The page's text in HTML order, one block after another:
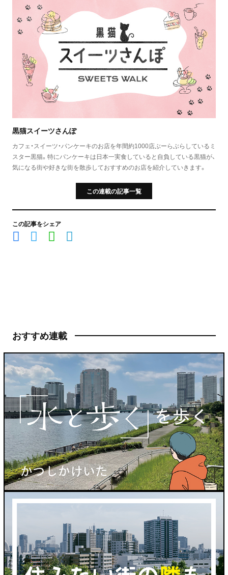
黒猫スイーツさんぽ
カフェ・スイーツ・パンケーキのお店を年間約1000店ぶーらぶらしているミ
スター黒猫。特にパンケーキは日本一実食していると自負している黒猫が、
気になる街や好きな街を散歩しておすすめのお店を紹介していきます。
この連載の記事一覧
この記事をシェア
おすすめ連載